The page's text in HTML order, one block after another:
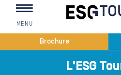
MENU
Brochure
Vous êtes ici
L'ESG